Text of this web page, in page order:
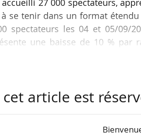
27 000 spectateurs,
à se tenir dans un format
spectateurs les 04 et 05/09/
une baisse de 10 % par
de 80 artistes » sur cinq
cet article est